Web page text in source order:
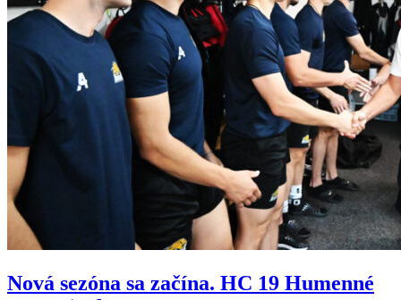
Nová sezóna sa začína. HC 19 Humenné